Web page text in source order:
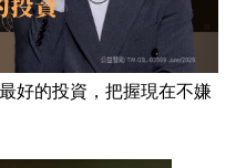
好的投資，把握現在不嫌